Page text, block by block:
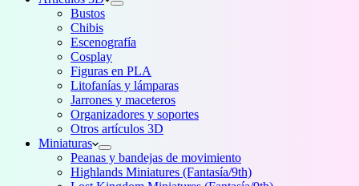
Bustos
Chibis
Escenografía
Cosplay
Figuras en PLA
Litofanías y lámparas
Jarrones y maceteros
Organizadores y soportes
Otros artículos 3D
Miniaturas
Peanas y bandejas de movimiento
Highlands Miniatures (Fantasía/9th)